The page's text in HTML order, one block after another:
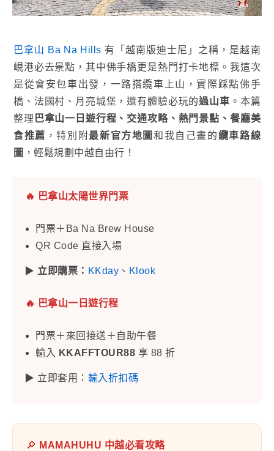
巴拿山 Ba Na Hills 有「越南版迪士尼」之稱，是越南
峴港必去景點，其中佛手橋更是熱門打卡地標。我這次
是從會安包車出發，一路搭纜車上山，實際踩點佛手
橋、法國村、月亮城堡，還有體驗必玩的過山車 。本篇
整理 巴拿山一日遊行程、交通攻略、熱門景點、餐廳美
食推薦 ，特別附最新官方地圖 和我自己畫的纜車路線
圖 ，輕鬆規劃中越自由行！
️‍🔥 巴拿山太陽世界門票
門票＋Ba Na Brew House
QR Code 直接入場
▶ 立即購票： KKday 、 Klook
️‍🔥 巴拿山一日遊行程
門票＋來回接送＋自助午餐
輸入
KKAFFTOUR88 享 88 折
▶ 立即套用： 輸入折扣碼
🔎 MAMAHUHU 中越必看攻略